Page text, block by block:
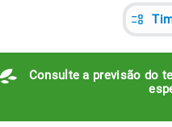
Consulte a previsão do